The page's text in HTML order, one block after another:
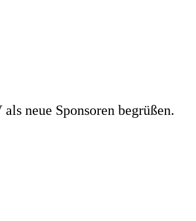
neue Sponsoren begrüßen.